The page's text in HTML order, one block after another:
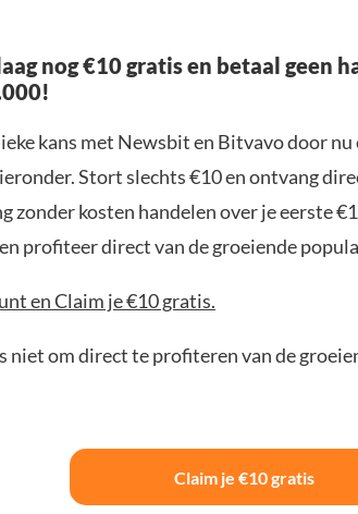
nog €10 gratis en betaal geen
kans met Newsbit en Bitvavo door nu
Stort slechts €10 en ontvang
zonder kosten handelen over je eerste
profiteer direct van de groeiende
en Claim je €10 gratis.
niet om direct te profiteren van de
Claim je €10 gratis